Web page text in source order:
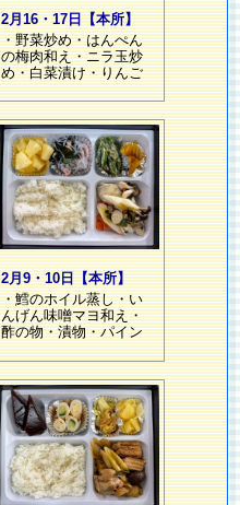
2月16・17日【本所】
・野菜炒め・はんぺん
の梅肉和え・ニラ玉炒
め・白菜漬け・りんご
2月9・10日【本所】
・鱈のホイル蒸し・い
んげん味噌マヨ和え・
酢の物・漬物・パイン